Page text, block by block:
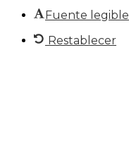
Fuente legible
Restablecer